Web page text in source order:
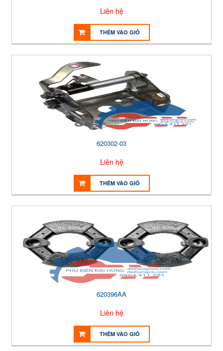
Liên hệ
THÊM VÀO GIỎ
620302-03
Liên hệ
THÊM VÀO GIỎ
620396AA
Liên hệ
THÊM VÀO GIỎ